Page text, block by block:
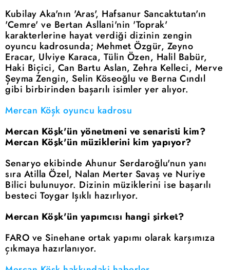
Kubilay Aka'nın 'Aras', Hafsanur Sancaktutan'ın
'Cemre' ve Bertan Asllani'nin 'Toprak'
karakterlerine hayat verdiği dizinin zengin
oyuncu kadrosunda; Mehmet Özgür, Zeyno
Eracar, Ulviye Karaca, Tülin Özen, Halil Babür,
Haki Biçici, Can Bartu Aslan, Zehra Kelleci, Merve
Şeyma Zengin, Selin Köseoğlu ve Berna Cındıl
gibi birbirinden başarılı isimler yer alıyor.
Mercan Köşk oyuncu kadrosu
Mercan Köşk'ün yönetmeni ve senaristi kim?
Mercan Köşk'ün müziklerini kim yapıyor?
Senaryo ekibinde Ahunur Serdaroğlu'nun yanı
sıra Atilla Özel, Nalan Merter Savaş ve Nuriye
Bilici bulunuyor. Dizinin müziklerini ise başarılı
besteci Toygar Işıklı hazırlıyor.
Mercan Köşk'ün yapımcısı hangi şirket?
FARO ve Sinehane ortak yapımı olarak karşımıza
çıkmaya hazırlanıyor.